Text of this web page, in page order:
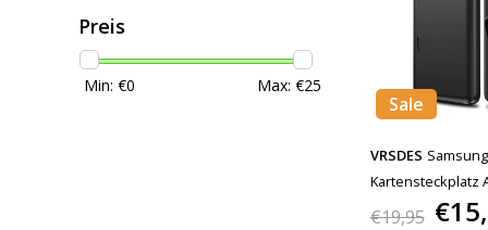
Preis
Min: €0 Max: €25
Sale
VRSDES
Kartensteckplatz
Schwarz
€19,95